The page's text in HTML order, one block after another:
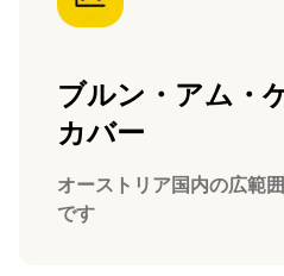
ブルン・アム・
カバー
オーストリア国内の広範
です